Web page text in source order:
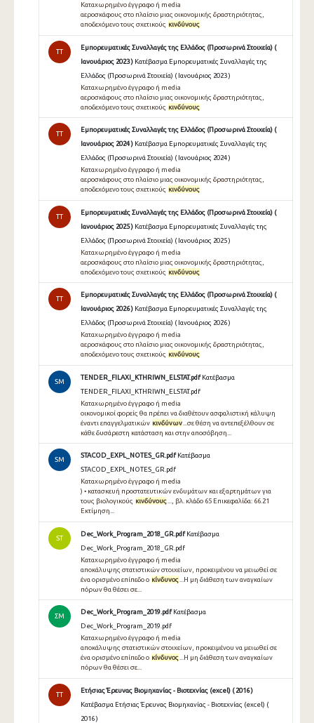
Καταχωρημένο έγγραφο ή media
αεροσκάφους στο πλαίσιο μιας οικονομικής δραστηριότητας,
αποδεχόμενο τους σχετικούς κινδύνους
TT
Εμπορευματικές Συναλλαγές της Ελλάδος (Προσωρινά Στοιχεία) (
Ιανουάριος 2023 ) Κατέβασμα Εμπορευματικές Συναλλαγές της
Ελλάδος (Προσωρινά Στοιχεία) ( Ιανουάριος 2023 )
Καταχωρημένο έγγραφο ή media
αεροσκάφους στο πλαίσιο μιας οικονομικής δραστηριότητας,
αποδεχόμενο τους σχετικούς κινδύνους
TT
Εμπορευματικές Συναλλαγές της Ελλάδος (Προσωρινά Στοιχεία) (
Ιανουάριος 2024 ) Κατέβασμα Εμπορευματικές Συναλλαγές της
Ελλάδος (Προσωρινά Στοιχεία) ( Ιανουάριος 2024 )
Καταχωρημένο έγγραφο ή media
αεροσκάφους στο πλαίσιο μιας οικονομικής δραστηριότητας,
αποδεχόμενο τους σχετικούς κινδύνους
TT
Εμπορευματικές Συναλλαγές της Ελλάδος (Προσωρινά Στοιχεία) (
Ιανουάριος 2025 ) Κατέβασμα Εμπορευματικές Συναλλαγές της
Ελλάδος (Προσωρινά Στοιχεία) ( Ιανουάριος 2025 )
Καταχωρημένο έγγραφο ή media
αεροσκάφους στο πλαίσιο μιας οικονομικής δραστηριότητας,
αποδεχόμενο τους σχετικούς κινδύνους
TT
Εμπορευματικές Συναλλαγές της Ελλάδος (Προσωρινά Στοιχεία) (
Ιανουάριος 2026 ) Κατέβασμα Εμπορευματικές Συναλλαγές της
Ελλάδος (Προσωρινά Στοιχεία) ( Ιανουάριος 2026 )
Καταχωρημένο έγγραφο ή media
αεροσκάφους στο πλαίσιο μιας οικονομικής δραστηριότητας,
αποδεχόμενο τους σχετικούς κινδύνους
SM
TENDER_FILAXI_KTHRIWN_ELSTAT.pdf Κατέβασμα
TENDER_FILAXI_KTHRIWN_ELSTAT.pdf
Καταχωρημένο έγγραφο ή media
οικονομικοί φορείς θα πρέπει να διαθέτουν ασφαλιστική κάλυψη
έναντι επαγγελματικών κινδύνων ...σε θέση να αντεπεξέλθουν σε
κάθε δυσάρεστη κατάσταση και στην αποσόβηση...
SM
STACOD_EXPL_NOTES_GR.pdf Κατέβασμα
STACOD_EXPL_NOTES_GR.pdf
Καταχωρημένο έγγραφο ή media
) • κατασκευή προστατευτικών ενδυμάτων και εξαρτημάτων για
τους βιολογικούς κινδύνους..., βλ. κλάδο 65 Επικεφαλίδα: 66.21
Εκτίμηση...
ST
Dec_Work_Program_2018_GR.pdf Κατέβασμα
Dec_Work_Program_2018_GR.pdf
Καταχωρημένο έγγραφο ή media
αποκάλυψης στατιστικών στοιχείων, προκειμένου να μειωθεί σε
ένα ορισμένο επίπεδο ο κίνδυνος ...Η μη διάθεση των αναγκαίων
πόρων θα θέσει σε...
ΣΜ
Dec_Work_Program_2019.pdf Κατέβασμα
Dec_Work_Program_2019.pdf
Καταχωρημένο έγγραφο ή media
αποκάλυψης στατιστικών στοιχείων, προκειμένου να μειωθεί σε
ένα ορισμένο επίπεδο ο κίνδυνος...Η μη διάθεση των αναγκαίων
πόρων θα θέσει σε...
TT
Ετήσιας Έρευνας Βιομηχανίας - Βιοτεχνίας (excel) ( 2016 )
Κατέβασμα Ετήσιας Έρευνας Βιομηχανίας - Βιοτεχνίας (excel) (
2016 )